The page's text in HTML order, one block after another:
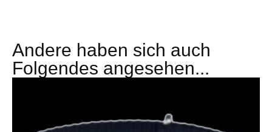
Andere haben sich auch
Folgendes angesehen...